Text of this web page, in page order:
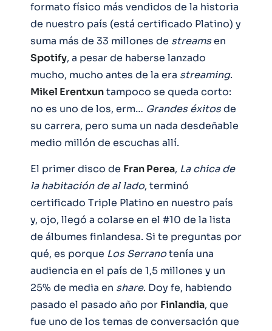
formato físico más vendidos de la historia
de nuestro país (está certificado Platino) y
suma más de 33 millones de streamsen
Spotify, a pesar de haberse lanzado
mucho, mucho antes de la era streaming.
Mikel Erentxuntampoco se queda corto:
no es uno de los, erm… Grandes éxitosde
su carrera, pero suma un nada desdeñable
medio millón de escuchas allí.
El primer disco de Fran Perea, La chica de
la habitación de al lado, terminó
certificado Triple Platino en nuestro país
y, ojo, llegó a colarse en el #10 de la lista
de álbumes finlandesa. Si te preguntas por
qué, es porque Los Serranotenía una
audiencia en el país de 1,5 millones y un
25% de media en share. Doy fe, habiendo
pasado el pasado año por Finlandia, que
fue uno de los temas de conversación que